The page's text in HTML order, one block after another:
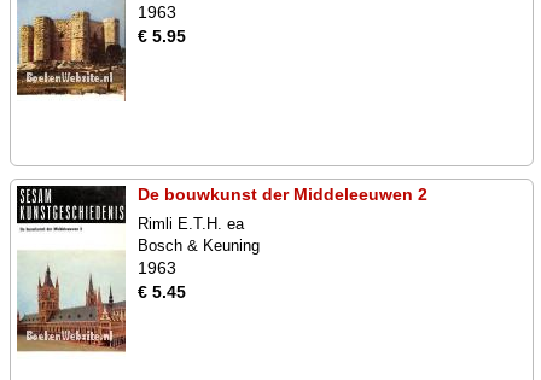
1963
€ 5.95
De bouwkunst der Middeleeuwen 2
Rimli E.T.H. ea
Bosch & Keuning
1963
€ 5.45